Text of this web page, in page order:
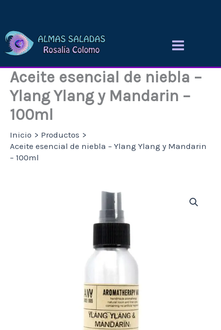
contenido
Aceite esencial de niebla –
Ylang Ylang y Mandarin –
100ml
Inicio
Productos
Aceite esencial de niebla – Ylang Ylang y Mandarin
– 100ml